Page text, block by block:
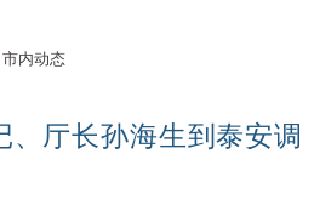
市内动态
、厅长孙海生到泰安调